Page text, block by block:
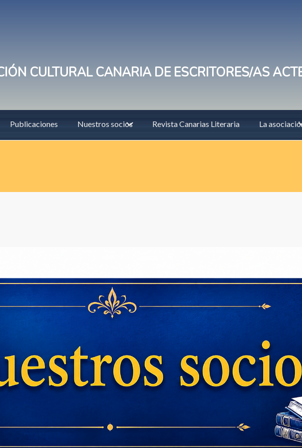
CULTURAL CANARIA DE ESCRITORES/AS
Publicaciones Nuestros socios Revista Canarias Literaria La